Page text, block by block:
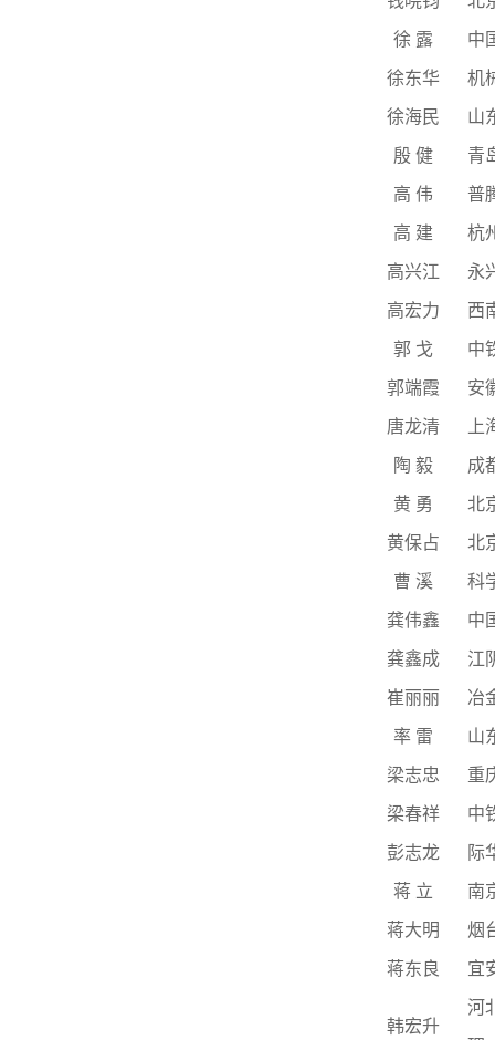
徐 露 中
徐东华 机
徐海民 山
殷健 青
高 伟 普
高 建 杭
高兴江 永
高宏力 西
郭 戈 中
郭端霞 安
唐龙清
陶 毅 成
黄勇 北
黄保占 北
曹 溪 科
龚伟鑫 中
龚鑫成 江
崔丽丽 冶
率雷 山
梁志忠 重
梁春祥 中
彭志龙 际
蒋 立 南
蒋大明 烟
蒋东良 宜
韩宏升
河